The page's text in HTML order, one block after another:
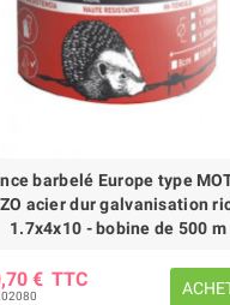
barbelé Europe type
acier dur galvanisation
1.7x4x10 - bobine de 500 m
€ TTC